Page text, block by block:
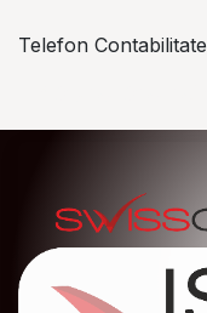
Telefon Contabilitate